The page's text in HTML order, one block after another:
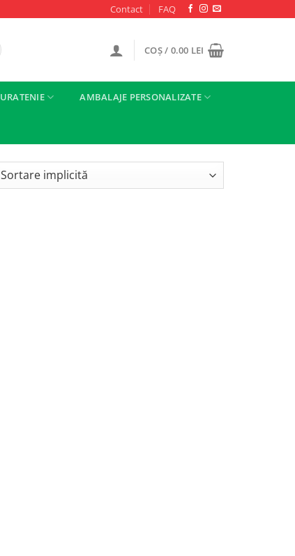
Contact FAQ
COȘ / 0.00 LEI
AMBALAJE PERSONALIZATE